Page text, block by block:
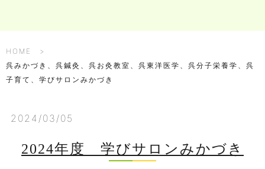
HOME
呉みかづき、呉鍼灸、呉お灸教室、呉東洋医学、呉分子栄養学、呉
子育て、学びサロンみかづき
2024/03/05
2024年度 学びサロンみかづき